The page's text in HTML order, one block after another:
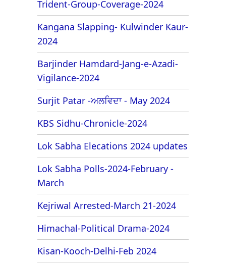
Trident-Group-Coverage-2024
Kangana Slapping- Kulwinder Kaur-
2024
Barjinder Hamdard-Jang-e-Azadi-
Vigilance-2024
Surjit Patar -ਅਲਵਿਦਾ - May 2024
KBS Sidhu-Chronicle-2024
Lok Sabha Elecations 2024 updates
Lok Sabha Polls-2024-February -
March
Kejriwal Arrested-March 21-2024
Himachal-Political Drama-2024
Kisan-Kooch-Delhi-Feb 2024